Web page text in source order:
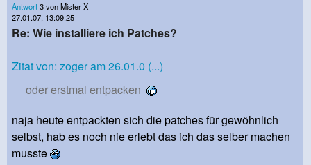
Antwort3 von Mister X
27.01.07, 13:09:25
Re: Wie installiere ich Patches?
Zitat von: zoger am 26.01.0 (...)
oder erstmal entpacken
naja heute entpackten sich die patches für gewöhnlich
selbst, hab es noch nie erlebt das ich das selber machen
musste